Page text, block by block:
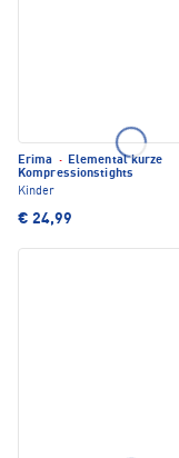
Erima · Elemental kurze
Kompressionstights
Kinder
€ 24,99